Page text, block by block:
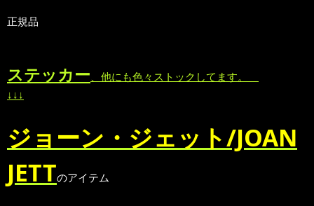
正規品
ステッカー 、他にも色々ストックしてます。
↓↓↓
ジョーン・ジェット/JOAN
JETTのアイテム